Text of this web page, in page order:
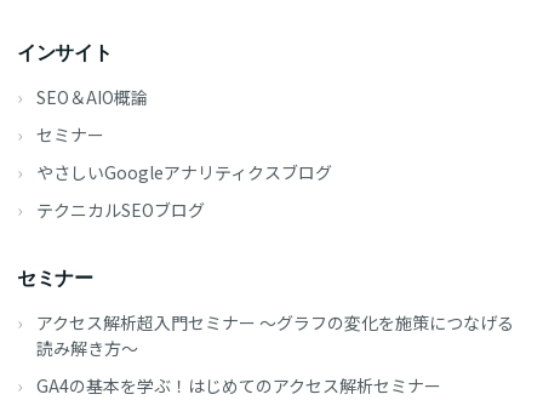
インサイト
SEO＆AIO概論
セミナー
やさしいGoogleアナリティクスブログ
テクニカルSEOブログ
セミナー
アクセス解析超入門セミナー ～グラフの変化を施策につなげる
読み解き方～
GA4の基本を学ぶ！はじめてのアクセス解析セミナー